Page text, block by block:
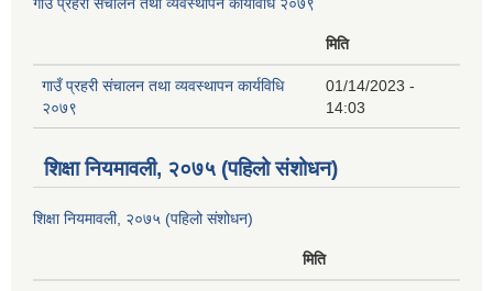
मिति
गाउँ प्रहरी संचालन तथा व्यवस्थापन कार्यविधि
२०७९
01/14/2023 -
14:03
शिक्षा नियमावली, २०७५ (पहिलो संशोधन)
शिक्षा नियमावली, २०७५ (पहिलो संशोधन)
मिति